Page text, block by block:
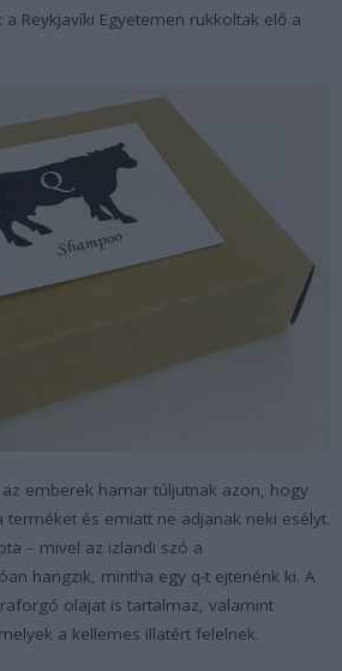
Reykjavíki Egyetemen rukkoltak elő a
emberek hamar túljutnak azon, hogy
terméket és emiatt ne adjanak neki esélyt.
– mivel az izlandi szó a
hangzik, mintha egy q-t ejtenénk ki. A
olajat is tartalmaz, valamint
a kellemes illatért felelnek.